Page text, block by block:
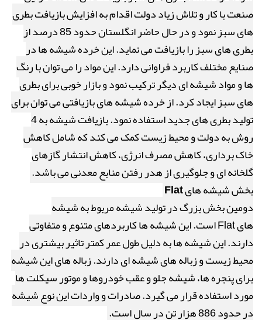
صنعت با کار و تلاش زیاد دولت اقدام به افزایش بازیافت بطری
های سبز نمود و در حال حاضر انگلستان حدود 85 درصد از
بطری های سبز را بازیافت می نماید. این خرده شیشه ها در
صنایع مختلف کاربرد فراوانی دارد. این مواد را می توان با رنگ
ها و مواد شیشه ای دیگر ترکیب نمود و بازار خوبی برای بطری
های سبز ایجاد کرد. از خرده شیشه های بازیافتی می توان برای
تولید بطری های جدید استفاده نمود. بازیافت شیشه به 4
روش به دولت و محیط زیست کمک می کند که شامل کاهش
خاک برداری، کاهش مصرف انرژی، کاهش انتشار گازهای
گلخانه ای و جلوگیری از هدر رفتن منابع معدنی می باشد.
بخش شیشه هایFlat
دومین بخش بزرگ در تولید شیشه مربوط به شیشه
هایFlatاست. این شیشه ها کاربردهای متنوع و متفاوتی
دارند. این شیشه ها به دلیل طول عمر کمتر تاثیر بیشتری در
محیط زیست و زباله های شیشه ای دارند. زباله های این شیشه
برای پنجره ها، شیشه جلو و عقب خودروها و موتور سیکلت ها
مورد استفاده قرار می گیرد. صادرات و واردات این نوع شیشه
در حدود 886 هزار تن در سال است.